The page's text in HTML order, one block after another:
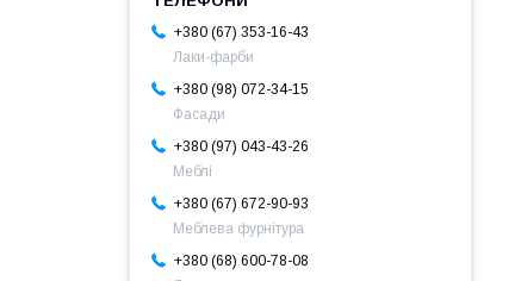
+380 (67) 353-16-43
Лаки-фарби
+380 (98) 072-34-15
Фасади
+380 (97) 043-43-26
Меблі
+380 (67) 672-90-93
Меблева фурнітура
+380 (68) 600-78-08